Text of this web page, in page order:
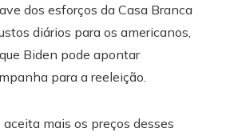
dos esforços da Casa Branca
diários para os americanos,
Biden pode apontar
para a reeleição.
aceita mais os preços desses